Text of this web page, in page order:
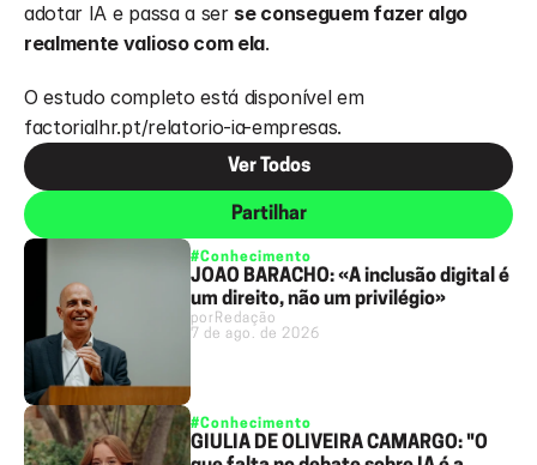
adotar IA e passa a ser se conseguem fazer algo
realmente valioso com ela.
O estudo completo está disponível em
factorialhr.pt/relatorio-ia-empresas.
Ver Todos
Partilhar
#Conhecimento
JOÃO BARACHO: «A inclusão digital é
um direito, não um privilégio»
por Redação
7 de ago. de 2026
#Conhecimento
GIULIA DE OLIVEIRA CAMARGO: "O